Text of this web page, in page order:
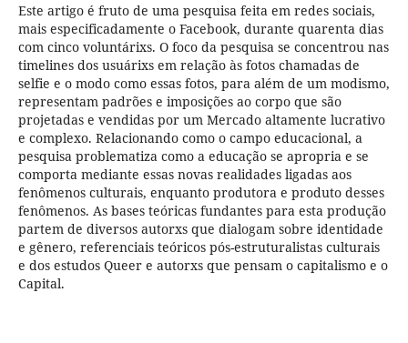
Este artigo é fruto de uma pesquisa feita em redes sociais,
mais especificadamente o Facebook, durante quarenta dias
com cinco voluntárixs. O foco da pesquisa se concentrou nas
timelines dos usuárixs em relação às fotos chamadas de
selfie e o modo como essas fotos, para além de um modismo,
representam padrões e imposições ao corpo que são
projetadas e vendidas por um Mercado altamente lucrativo
e complexo. Relacionando como o campo educacional, a
pesquisa problematiza como a educação se apropria e se
comporta mediante essas novas realidades ligadas aos
fenômenos culturais, enquanto produtora e produto desses
fenômenos. As bases teóricas fundantes para esta produção
partem de diversos autorxs que dialogam sobre identidade
e gênero, referenciais teóricos pós-estruturalistas culturais
e dos estudos Queer e autorxs que pensam o capitalismo e o
Capital.